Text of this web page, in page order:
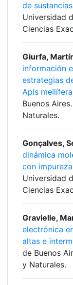
de
Universidad
Ciencias
Giurfa,
información
estrategias
Apis
Buenos
Naturales.
Gonçalves,
dinámica
con
Universidad
Ciencias
Gravielle,
electrónica
altas e
de Buenos
y Naturales.